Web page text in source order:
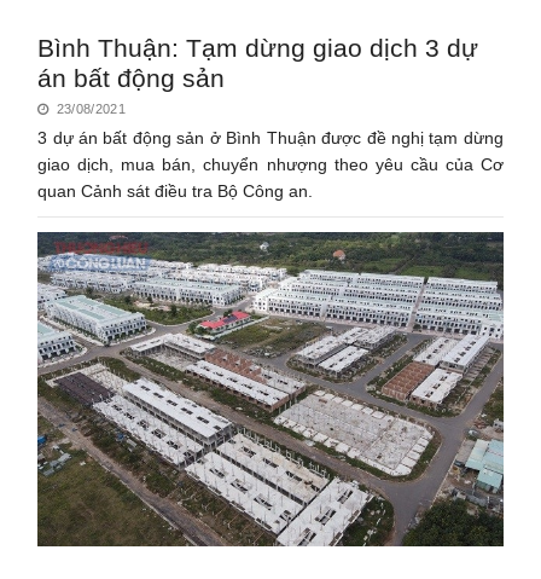
Bình Thuận: Tạm dừng giao dịch 3 dự
án bất động sản
23/08/2021
3 dự án bất động sản ở Bình Thuận được đề nghị tạm dừng
giao dịch, mua bán, chuyển nhượng theo yêu cầu của Cơ
quan Cảnh sát điều tra Bộ Công an.